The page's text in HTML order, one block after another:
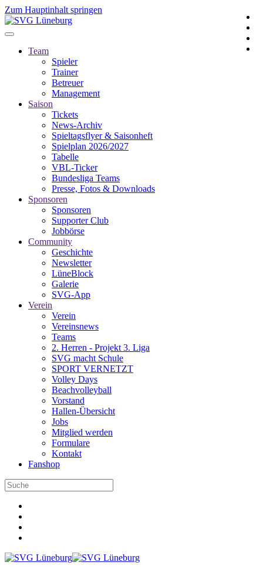
Zum Hauptinhalt springen
Team
Spieler
Trainer
Betreuer
Management
Saison
Tickets
News-Archiv
Spieltagsflyer & Saisonheft
Spielplan 2026/2027
Tabelle
VBL-Ticker
Bundesliga Teams
Presse, Fotos & Downloads
Sponsoren
Sponsoren
Supporter Club
Jobbörse
Community
Geschichte
Newsletter
LüneBlock
Galerie
SVG-App
Verein
Verein
Vereinsnews
Teams
2. Herren - Projekt 3. Liga
SVG macht Schule
SPORT VERNETZT
Volley Days
Beachvolleyball
Vorstand
Hallen-Übersicht
Jobs
Mitglied werden
Formulare
Kontakt
Fanshop